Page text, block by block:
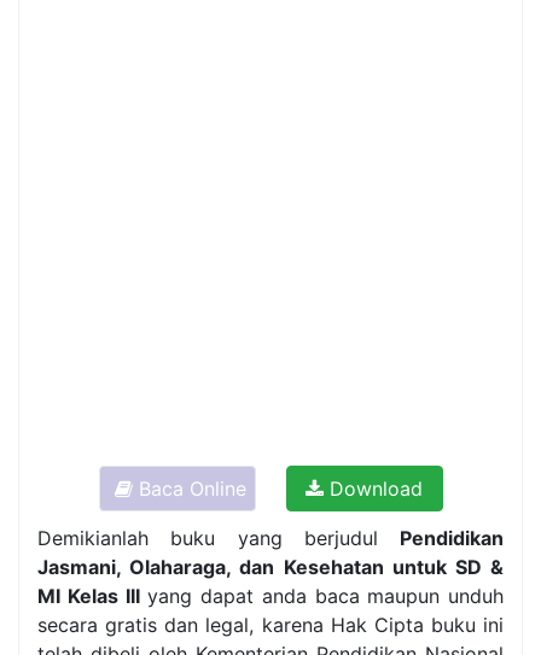
Baca Online Download
Demikianlah buku yang berjudul Pendidikan
Jasmani, Olaharaga, dan Kesehatan untuk SD &
MI Kelas IIIyang dapat anda baca maupun unduh
secara gratis dan legal, karena Hak Cipta buku ini